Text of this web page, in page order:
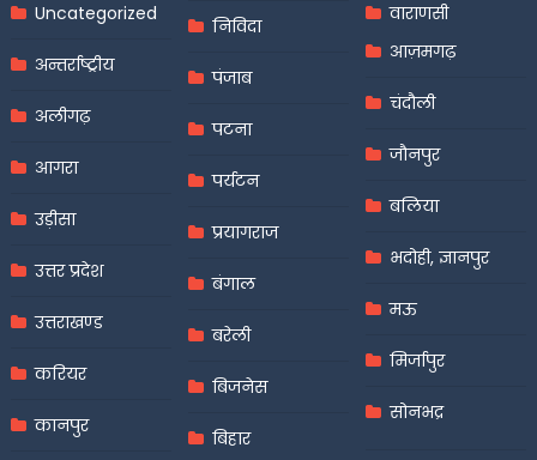
Uncategorized
अन्तर्राष्ट्रीय
अलीगढ़
आगरा
उड़ीसा
उत्तर प्रदेश
उत्तराखण्ड
करियर
कानपुर
निविदा
पंजाब
पटना
पर्यटन
प्रयागराज
बंगाल
बरेली
बिजनेस
बिहार
वाराणसी
आज़मगढ़
चंदौली
जौनपुर
बलिया
भदोही, ज्ञानपुर
मऊ
मिर्जापुर
सोनभद्र